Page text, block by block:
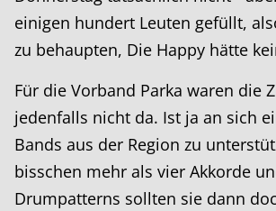
einigen hundert Leuten gefüllt,
zu behaupten, Die Happy hätte
Für die Vorband Parka waren die
jedenfalls nicht da. Ist ja an sich
Bands aus der Region zu
bisschen mehr als vier Akkorde
Drumpatterns sollten sie dann